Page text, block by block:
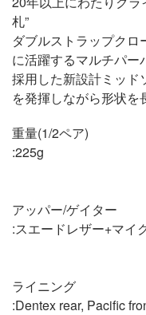
札”
ダブルストラップク
に活躍するマルチパー
採用した新設計ミッド
を発揮しながら形状を
重量(1/2ペア)
:225g
アッパー/ゲイター
:スエードレザー+マイ
ライニング
:Dentex rear, Pacific